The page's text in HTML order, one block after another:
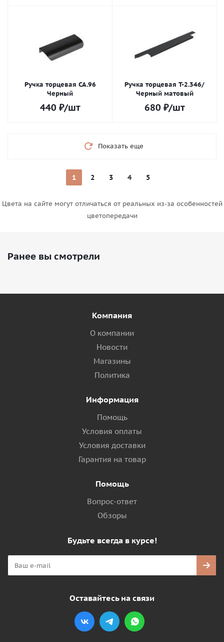
Ручка торцевая СА.96
Черный
440 ₽/шт
Ручка торцевая Т-2.346/
Черный матовый
680 ₽/шт
Показать еще
1 2 3 4 5
Цвета на сайте могут отличаться от реальных из-за особенностей
цветопередачи
Ранее вы смотрели
Компания
О компании
Новости
Магазины
Политика
Информация
Помощь
Условия оплаты
Условия доставки
Гарантия на товар
Помощь
Вопрос-ответ
Обзоры
Будьте всегда в курсе!
Оставайтесь на связи